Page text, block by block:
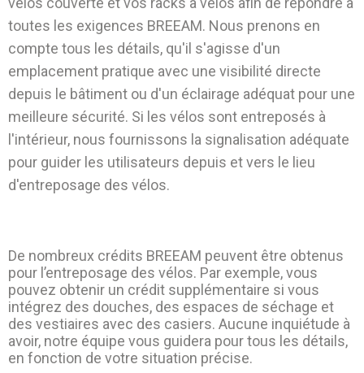
toutes les exigences BREEAM. Nous prenons en
compte tous les détails, qu'il s'agisse d'un
emplacement pratique avec une visibilité directe
depuis le bâtiment ou d'un éclairage adéquat pour une
meilleure sécurité. Si les vélos sont entreposés à
l'intérieur, nous fournissons la signalisation adéquate
pour guider les utilisateurs depuis et vers le lieu
d'entreposage des vélos.
De nombreux crédits BREEAM peuvent être obtenus
pour l’entreposage des vélos. Par exemple, vous
pouvez obtenir un crédit supplémentaire si vous
intégrez des douches, des espaces de séchage et
des vestiaires avec des casiers. Aucune inquiétude à
avoir, notre équipe vous guidera pour tous les détails,
en fonction de votre situation précise.